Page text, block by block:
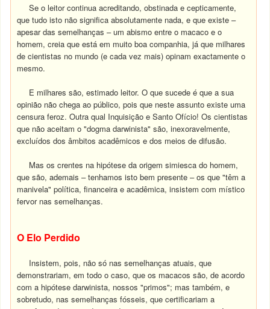
Se o leitor continua acreditando, obstinada e cepticamente,
que tudo isto não significa absolutamente nada, e que existe –
apesar das semelhanças – um abismo entre o macaco e o
homem, creia que está em muito boa companhia, já que milhares
de cientistas no mundo (e cada vez mais) opinam exactamente o
mesmo.
E milhares são, estimado leitor. O que sucede é que a sua
opinião não chega ao público, pois que neste assunto existe uma
censura feroz. Outra qual Inquisição e Santo Ofício! Os cientistas
que não aceitam o "dogma darwinista" são, inexoravelmente,
excluídos dos âmbitos acadêmicos e dos meios de difusão.
Mas os crentes na hipótese da origem simiesca do homem,
que são, ademais – tenhamos isto bem presente – os que "têm a
manivela" política, financeira e acadêmica, insistem com místico
fervor nas semelhanças.
O Elo Perdido
Insistem, pois, não só nas semelhanças atuais, que
demonstrariam, em todo o caso, que os macacos são, de acordo
com a hipótese darwinista, nossos "primos"; mas também, e
sobretudo, nas semelhanças fósseis, que certificariam a